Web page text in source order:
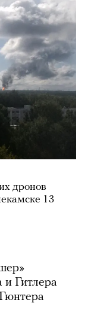
дронов
13
и Гитлера